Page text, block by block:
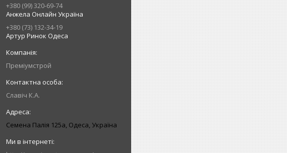
+380 (99) 320-69-74
Анжела Онлайн Україна
+380 (73) 132-34-19
Артур Ринок Одеса
Преміумстрой
Славіч К.А.
Семена Палія 125а, Одеса, Україна